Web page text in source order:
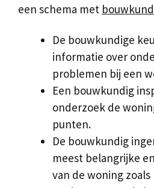
een schema met
De bouwkundige
informatie over
problemen bij een
Een bouwkundig
onderzoek de
punten.
De bouwkundig
meest belangrijke
van de woning